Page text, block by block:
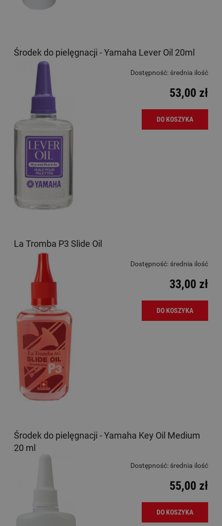
Środek do pielęgnacji - Yamaha Lever Oil 20ml
Dostępność: średnia ilość
53,00 zł
DO KOSZYKA
La Tromba P3 Slide Oil
Dostępność: średnia ilość
33,00 zł
DO KOSZYKA
Środek do pielęgnacji - Yamaha Key Oil Medium
20 ml
Dostępność: średnia ilość
55,00 zł
DO KOSZYKA